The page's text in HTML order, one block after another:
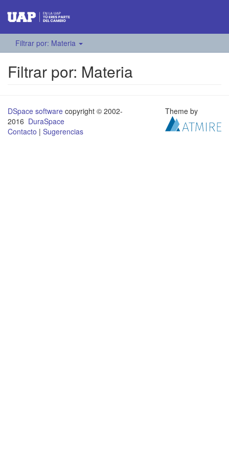
Filtrar por: Materia
Filtrar por: Materia
DSpace software copyright © 2002-
2016 DuraSpace
Contacto | Sugerencias
Theme by